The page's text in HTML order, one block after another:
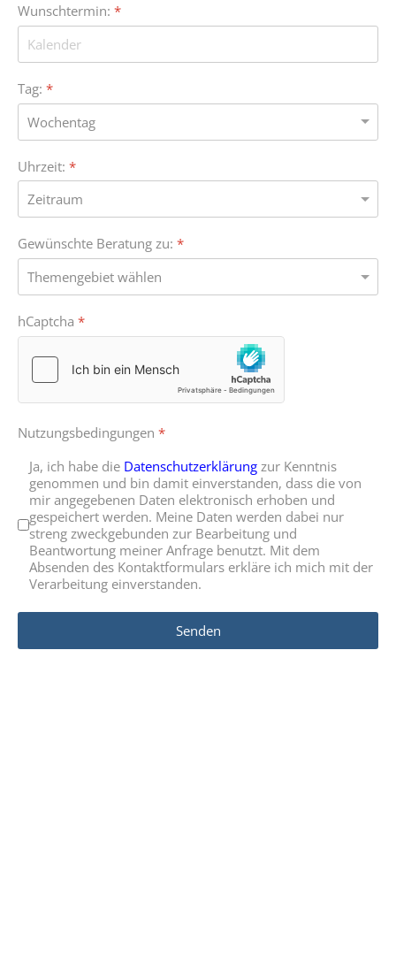
Wunschtermin: *
Tag: *
Uhrzeit: *
Gewünschte Beratung zu: *
hCaptcha *
Nutzungsbedingungen *
Ja, ich habe die Datenschutzerklärung zur Kenntnis
genommen und bin damit einverstanden, dass die von
mir angegebenen Daten elektronisch erhoben und
gespeichert werden. Meine Daten werden dabei nur
streng zweckgebunden zur Bearbeitung und
Beantwortung meiner Anfrage benutzt. Mit dem
Absenden des Kontaktformulars erkläre ich mich mit der
Verarbeitung einverstanden.
Senden